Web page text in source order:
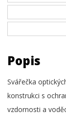
Popis
Svářečka
konstrukci s
vzdornosti a